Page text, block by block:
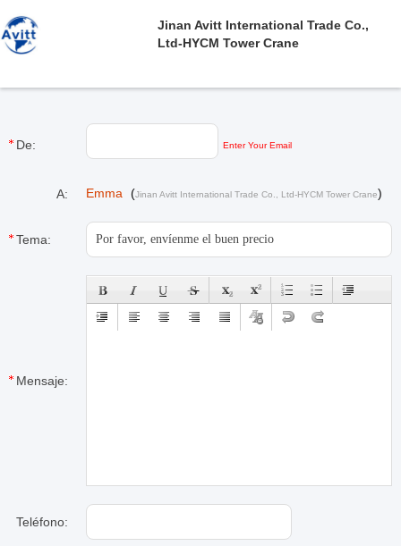
Jinan Avitt International Trade Co.,
Ltd-HYCM Tower Crane
De: Enter Your Email
A: Emma (Jinan Avitt International Trade Co., Ltd-HYCM Tower Crane)
Tema:
Mensaje:
Teléfono: